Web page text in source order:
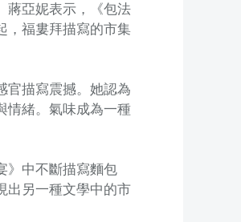
蔣亞妮表示，《包法
，福婁拜描寫的市集
官描寫震撼。她認為
情緒。氣味成為一種
》中不斷描寫麵包
出另一種文學中的市